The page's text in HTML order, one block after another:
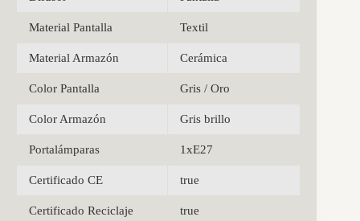
Material Pantalla Textil
Material Armazón Cerámica
Color Pantalla Gris / Oro
Color Armazón Gris brillo
Portalámparas 1xE27
Certificado CE true
Certificado Reciclaje true